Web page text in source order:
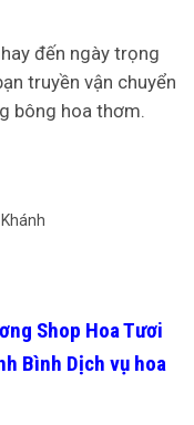
đến ngày trọng
truyền vận chuyển
bông hoa thơm.
Shop Hoa Tươi
Bình Dịch vụ hoa